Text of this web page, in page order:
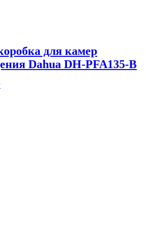
для камер
Dahua DH-PFA135-B